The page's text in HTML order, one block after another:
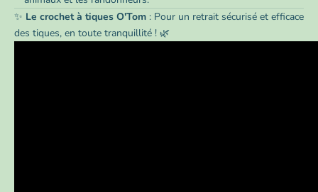
✨ Le crochet à tiques O'Tom : Pour un retrait sécurisé et efficace
des tiques, en toute tranquillité ! 🌿